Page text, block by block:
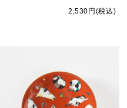
2,530円(税込)